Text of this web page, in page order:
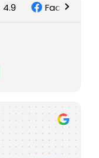
4.9 Facebook